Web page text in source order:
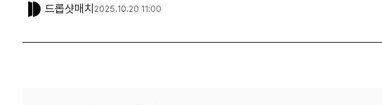
드롭샷매치 2025.10.20 11:00